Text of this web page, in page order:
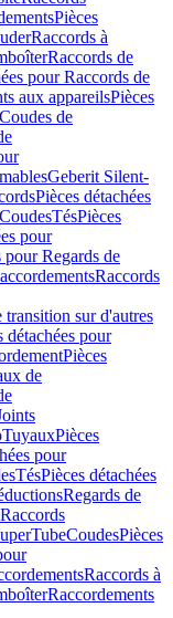
Pièces
Raccords à
Raccords de
pour Raccords de
aux appareilsPièces
Coudes de
Geberit Silent-
Pièces détachées
TésPièces
pour
pour Regards de
Raccords
transition sur d'autres
détachées pour
Pièces
de
TuyauxPièces
pour
TésPièces détachées
Regards de
Raccords
CoudesPièces
Raccords à
Raccordements